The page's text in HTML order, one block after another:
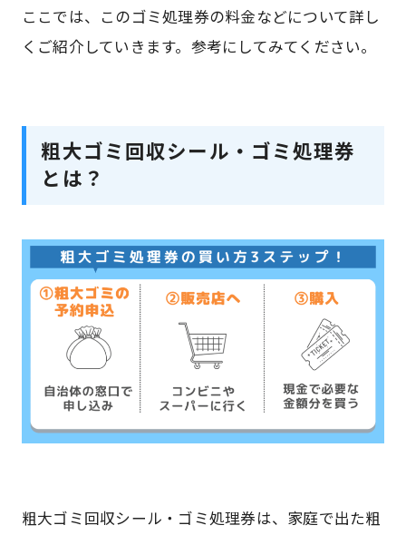
ここでは、このゴミ処理券の料金などについて詳し
くご紹介していきます。参考にしてみてください。
粗大ゴミ回収シール・ゴミ処理券
とは？
粗大ゴミ回収シール・ゴミ処理券は、家庭で出た粗